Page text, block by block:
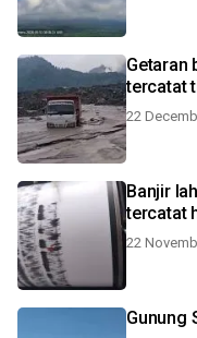
Getaran
tercatat
22
Banjir
tercatat
22
Gunung